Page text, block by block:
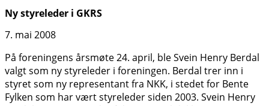
Ny styreleder i GKRS
7. mai 2008
På foreningens årsmøte 24. april, ble Svein Henry Berdal
valgt som ny styreleder i foreningen. Berdal trer inn i
styret som ny representant fra NKK, i stedet for Bente
Fylken som har vært styreleder siden 2003. Svein Henry